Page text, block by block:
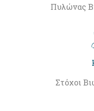
Πυλώνας
Στόχοι